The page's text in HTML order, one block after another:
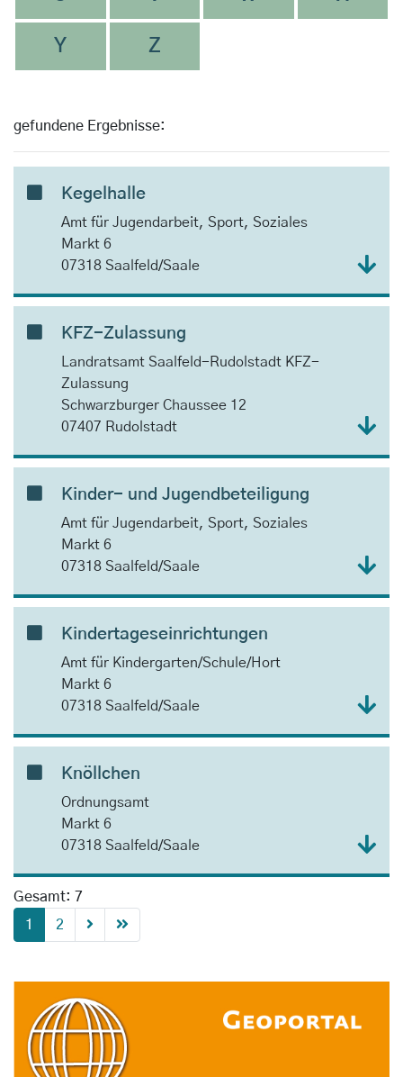
Y Z
gefundene Ergebnisse:
Kegelhalle
Amt für Jugendarbeit, Sport, Soziales
Markt 6
07318 Saalfeld/Saale
KFZ-Zulassung
Landratsamt Saalfeld-Rudolstadt KFZ-
Zulassung
Schwarzburger Chaussee 12
07407 Rudolstadt
Kinder- und Jugendbeteiligung
Amt für Jugendarbeit, Sport, Soziales
Markt 6
07318 Saalfeld/Saale
Kindertageseinrichtungen
Amt für Kindergarten/Schule/Hort
Markt 6
07318 Saalfeld/Saale
Knöllchen
Ordnungsamt
Markt 6
07318 Saalfeld/Saale
Gesamt: 7
1
2